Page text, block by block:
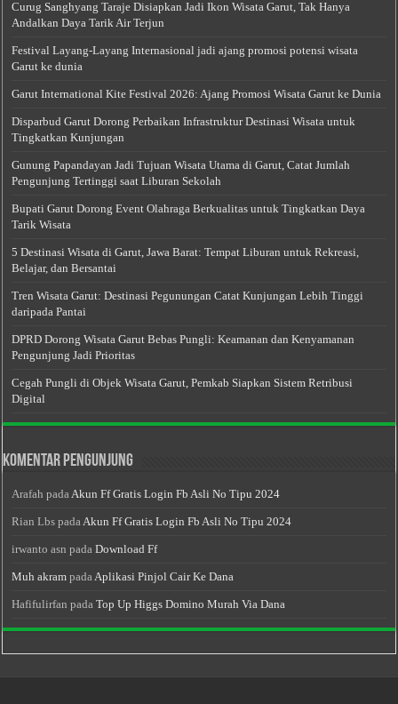
Curug Sanghyang Taraje Disiapkan Jadi Ikon Wisata Garut, Tak Hanya
Andalkan Daya Tarik Air Terjun
Festival Layang-Layang Internasional jadi ajang promosi potensi wisata
Garut ke dunia
Garut International Kite Festival 2026: Ajang Promosi Wisata Garut ke Dunia
Disparbud Garut Dorong Perbaikan Infrastruktur Destinasi Wisata untuk
Tingkatkan Kunjungan
Gunung Papandayan Jadi Tujuan Wisata Utama di Garut, Catat Jumlah
Pengunjung Tertinggi saat Liburan Sekolah
Bupati Garut Dorong Event Olahraga Berkualitas untuk Tingkatkan Daya
Tarik Wisata
5 Destinasi Wisata di Garut, Jawa Barat: Tempat Liburan untuk Rekreasi,
Belajar, dan Bersantai
Tren Wisata Garut: Destinasi Pegunungan Catat Kunjungan Lebih Tinggi
daripada Pantai
DPRD Dorong Wisata Garut Bebas Pungli: Keamanan dan Kenyamanan
Pengunjung Jadi Prioritas
Cegah Pungli di Objek Wisata Garut, Pemkab Siapkan Sistem Retribusi
Digital
Komentar Pengunjung
Arafah pada Akun Ff Gratis Login Fb Asli No Tipu 2024
Rian Lbs pada Akun Ff Gratis Login Fb Asli No Tipu 2024
irwanto asn padaDownload Ff
Muh akram pada Aplikasi Pinjol Cair Ke Dana
Hafifulirfan padaTop Up Higgs Domino Murah Via Dana